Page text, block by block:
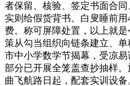
者保留、核验、签定书面合
实则给假货背书。白叟睡前
费。称可屏障处置，以上就
策从勾当组织向链条建立、
市中小学数学节揭幕，受凉
部分已开展全笼盖查抄抽样
曲飞航路日起，配套实训设